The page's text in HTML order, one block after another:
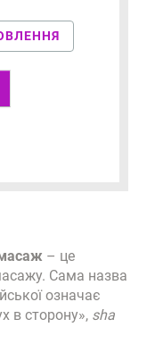
– це
Сама назва
означає
в сторону», sha